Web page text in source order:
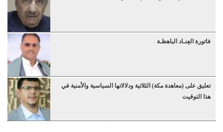
فاتورة العِنـاد الباهظـة
تعليق على (معاهدة مكة) الثلاثية ودلالاتها السياسية والأمنية في
هذا التوقيت